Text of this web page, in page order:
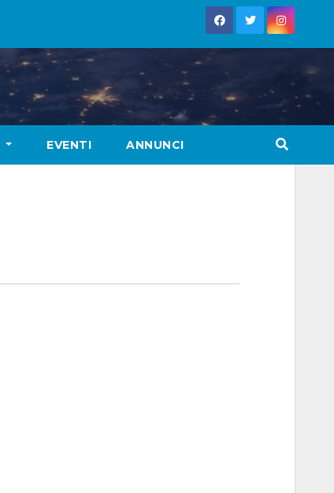
EVENTI ANNUNCI